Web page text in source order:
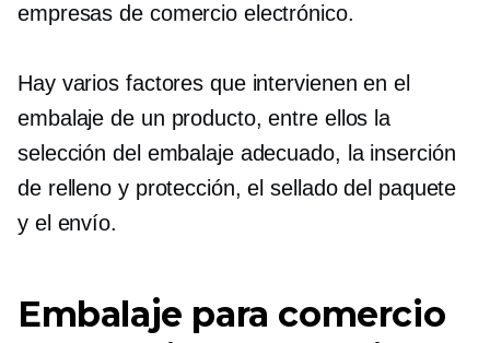
empresas de comercio electrónico.
Hay varios factores que intervienen en el
embalaje de un producto, entre ellos la
selección del embalaje adecuado, la inserción
de relleno y protección, el sellado del paquete
y el envío.
Embalaje para comercio